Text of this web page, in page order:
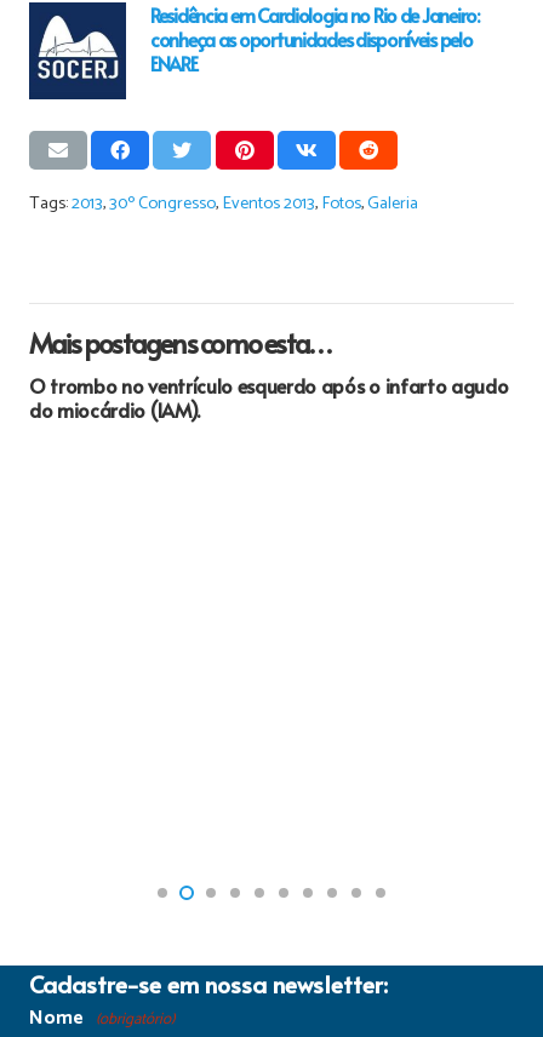
Residência em Cardiologia no Rio de Janeiro:
conheça as oportunidades disponíveis pelo
ENARE
Tags:2013,30º Congresso,Eventos 2013,Fotos,Galeria
Mais postagens como esta…
O trombo no ventrículo esquerdo após o infarto agudo
do miocárdio (IAM).
Cadastre-se em nossa newsletter:
Nome (obrigatório)